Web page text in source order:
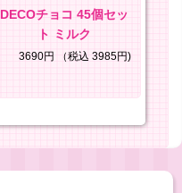
DECOチョコ 45個セッ
ト ミルク
3690円 （税込 3985円)